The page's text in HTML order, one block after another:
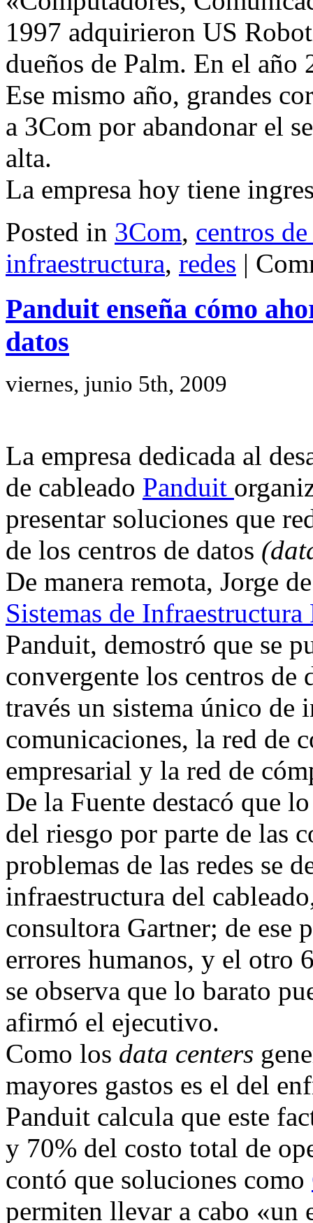
1997 adquirieron US
dueños de Palm. En el año
Ese mismo año, grandes
a 3Com por abandonar el
alta.
La empresa hoy tiene
Posted in 3Com, centros
infraestructura, redes |
Panduit enseña cómo
datos
viernes, junio 5th, 2009
La empresa dedicada al
de cableado Panduit
presentar soluciones que
de los centros de datos
De manera remota, Jorge
Sistemas de
Panduit, demostró que se
convergente los centros de
través un sistema único de
comunicaciones, la red de
empresarial y la red de
De la Fuente destacó que
del riesgo por parte de las
problemas de las redes se
infraestructura del
consultora Gartner; de ese
errores humanos, y el otro
se observa que lo barato
afirmó el ejecutivo.
Como los data centers
mayores gastos es el del
Panduit calcula que este
y 70% del costo total de
contó que soluciones como
permiten llevar a cabo «un